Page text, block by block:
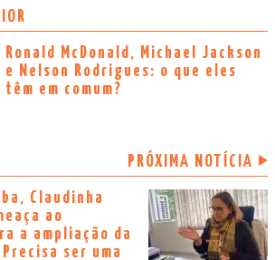
Ronald McDonald, Michael Jackson
e Nelson Rodrigues: o que eles
têm em comum?
PRÓXIMA NOTÍCIA
Claudinha
ao
a ampliação da
ser uma